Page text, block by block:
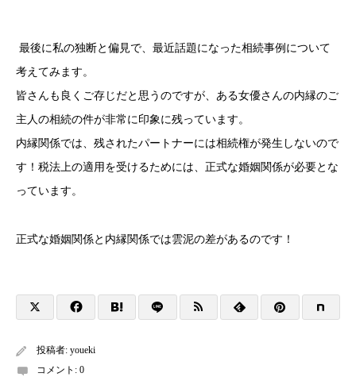
最後に私の独断と偏見で、最近話題になった相続事例について
考えてみます。
皆さんも良くご存じだと思うのですが、ある女優さんの内縁のご
主人の相続の件が非常に印象に残っています。
内縁関係では、残されたパートナーには相続権が発生しないので
す！ 税法上の適用を受けるためには、正式な婚姻関係が必要とな
っています。
正式な婚姻関係と内縁関係では雲泥の差があるのです！
投稿者: youeki
コメント: 0